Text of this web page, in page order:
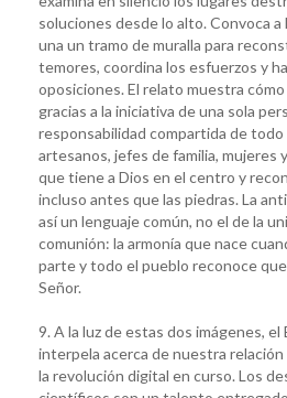
soluciones desde lo alto. Convoca a
una un tramo de muralla para
temores, coordina los esfuerzos y
oposiciones. El relato muestra
gracias a la iniciativa de una sola
responsabilidad compartida de
artesanos, jefes de familia, mujeres
que tiene a Dios en el centro y
incluso antes que las piedras. La
así un lenguaje común, no el de la
comunión: la armonía que nace
parte y todo el pueblo reconoce
Señor.
9. A la luz de estas dos imágenes,
interpela acerca de nuestra
la revolución digital en curso. Los